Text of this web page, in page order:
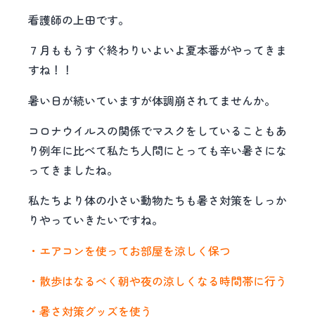
看護師の上田です。
７月ももうすぐ終わりいよいよ夏本番がやってきま
すね！！
暑い日が続いていますが体調崩されてませんか。
コロナウイルスの関係でマスクをしていることもあ
り例年に比べて私たち人間にとっても辛い暑さにな
ってきましたね。
私たちより体の小さい動物たちも暑さ対策をしっか
りやっていきたいですね。
・エアコンを使ってお部屋を涼しく保つ
・散歩はなるべく朝や夜の涼しくなる時間帯に行う
・暑さ対策グッズを使う